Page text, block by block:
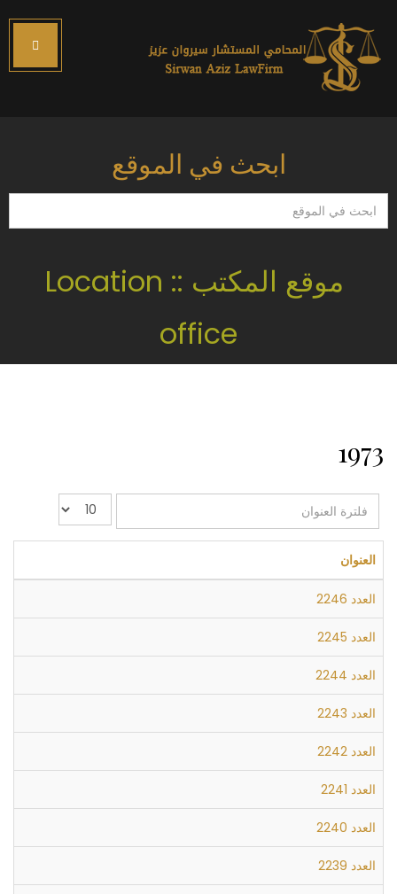
ابحث في الموقع
ابحث
في
موقع المكتب :: Location
office
1973
فلترة
العنوان
عدد
الإظهارات:
العنوان
العدد 2246
العدد 2245
العدد 2244
العدد 2243
العدد 2242
العدد 2241
العدد 2240
العدد 2239